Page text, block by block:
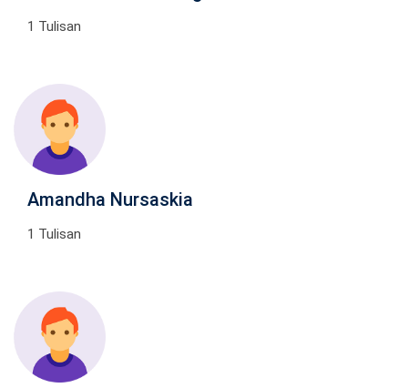
1 Tulisan
Amandha Nursaskia
1 Tulisan